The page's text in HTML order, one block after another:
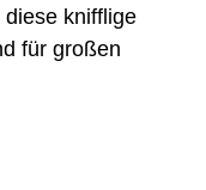
diese knifflige
für großen